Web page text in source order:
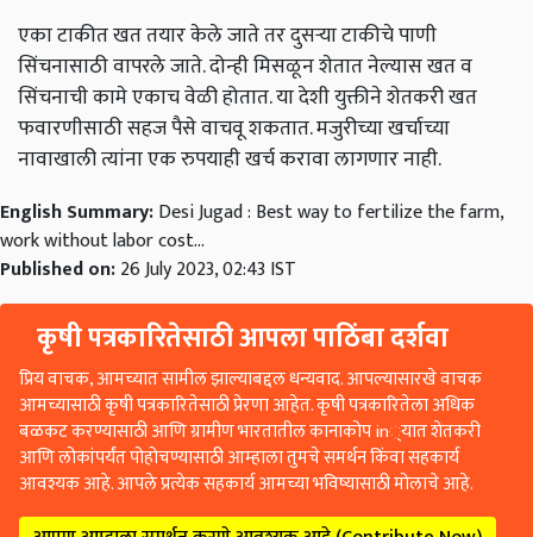
एका टाकीत खत तयार केले जाते तर दुसऱ्या टाकीचे पाणी
सिंचनासाठी वापरले जाते. दोन्ही मिसळून शेतात नेल्यास खत व
सिंचनाची कामे एकाच वेळी होतात. या देशी युक्तीने शेतकरी खत
फवारणीसाठी सहज पैसे वाचवू शकतात. मजुरीच्या खर्चाच्या
नावाखाली त्यांना एक रुपयाही खर्च करावा लागणार नाही.
English Summary:Desi Jugad : Best way to fertilize the farm,
work without labor cost...
Published on:26 July 2023, 02:43 IST
कृषी पत्रकारितेसाठी आपला पाठिंबा दर्शवा
प्रिय वाचक, आमच्यात सामील झाल्याबद्दल धन्यवाद. आपल्यासारखे वाचक
आमच्यासाठी कृषी पत्रकारितेसाठी प्रेरणा आहेत. कृषी पत्रकारितेला अधिक
बळकट करण्यासाठी आणि ग्रामीण भारतातील कानाकोप in्यात शेतकरी
आणि लोकांपर्यंत पोहोचण्यासाठी आम्हाला तुमचे समर्थन किंवा सहकार्य
आवश्यक आहे. आपले प्रत्येक सहकार्य आमच्या भविष्यासाठी मोलाचे आहे.